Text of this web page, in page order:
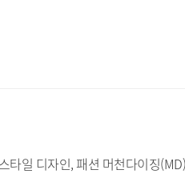
타일 디자인, 패션 머천다이징